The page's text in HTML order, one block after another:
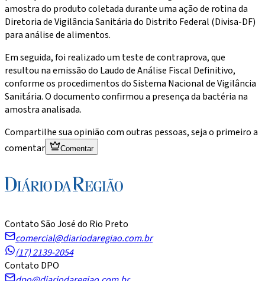
amostra do produto coletada durante uma ação de rotina da
Diretoria de Vigilância Sanitária do Distrito Federal (Divisa-DF)
para análise de alimentos.
Em seguida, foi realizado um teste de contraprova, que
resultou na emissão do Laudo de Análise Fiscal Definitivo,
conforme os procedimentos do Sistema Nacional de Vigilância
Sanitária. O documento confirmou a presença da bactéria na
amostra analisada.
Compartilhe sua opinião com outras pessoas, seja o primeiro a
comentar
Comentar
Contato São José do Rio Preto
comercial@diariodaregiao.com.br
(17) 2139-2054
Contato DPO